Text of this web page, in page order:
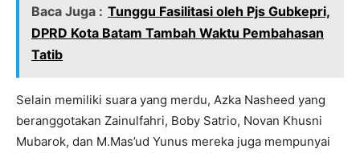
Baca Juga : Tunggu Fasilitasi oleh Pjs Gubkepri,
DPRD Kota Batam Tambah Waktu Pembahasan
Tatib
Selain memiliki suara yang merdu, Azka Nasheed yang
beranggotakan Zainulfahri, Boby Satrio, Novan Khusni
Mubarok, dan M.Mas’ud Yunus mereka juga mempunyai